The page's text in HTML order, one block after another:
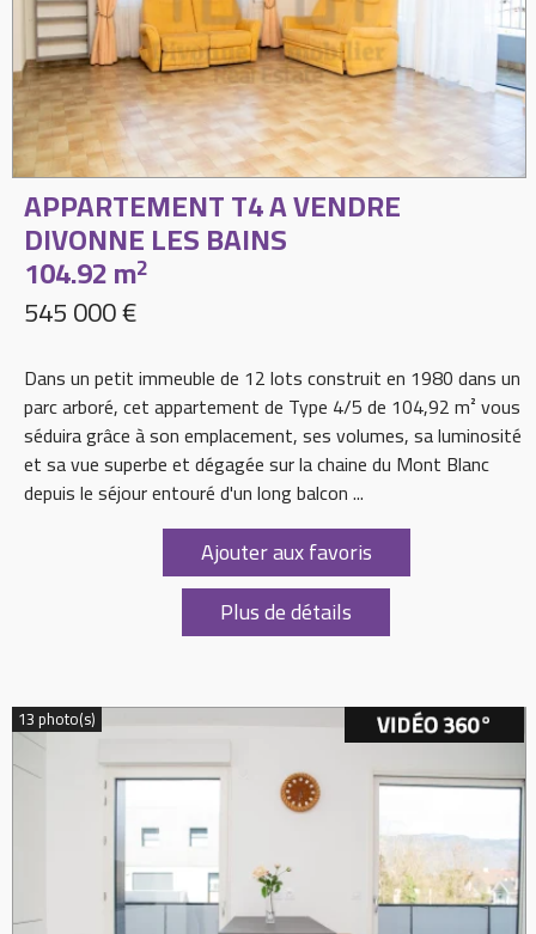
APPARTEMENT T4 A VENDRE
DIVONNE LES BAINS
104.92 m2
545 000 €
Dans un petit immeuble de 12 lots construit en 1980 dans un
parc arboré, cet appartement de Type 4/5 de 104,92 m² vous
séduira grâce à son emplacement, ses volumes, sa luminosité
et sa vue superbe et dégagée sur la chaine du Mont Blanc
depuis le séjour entouré d'un long balcon ...
Ajouter aux favoris
Plus de détails
13 photo(s)